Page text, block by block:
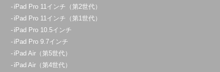
iPad Pro 11インチ（第2世代）
iPad Pro 11インチ（第1世代）
iPad Pro 10.5インチ
iPad Pro 9.7インチ
iPad Air（第5世代）
iPad Air（第4世代）